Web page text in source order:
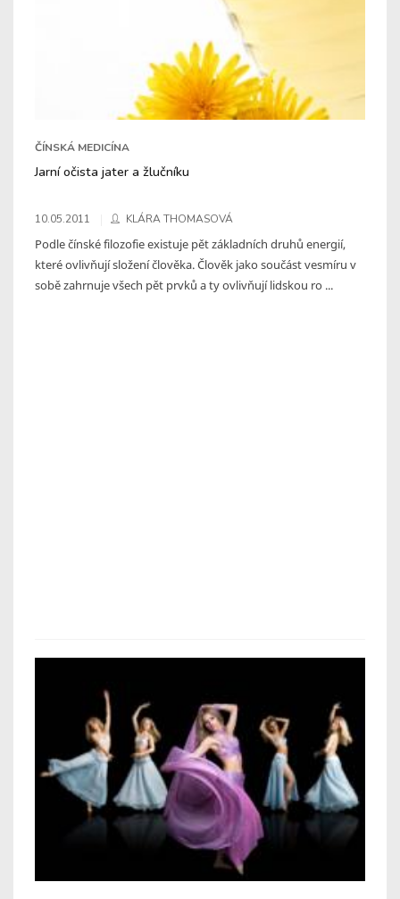
ČÍNSKÁ MEDICÍNA
Jarní očista jater a žlučníku
10.05.2011 KLÁRA THOMASOVÁ
Podle čínské filozofie existuje pět základních druhů energií,
které ovlivňují složení člověka. Člověk jako součást vesmíru v
sobě zahrnuje všech pět prvků a ty ovlivňují lidskou ro ...